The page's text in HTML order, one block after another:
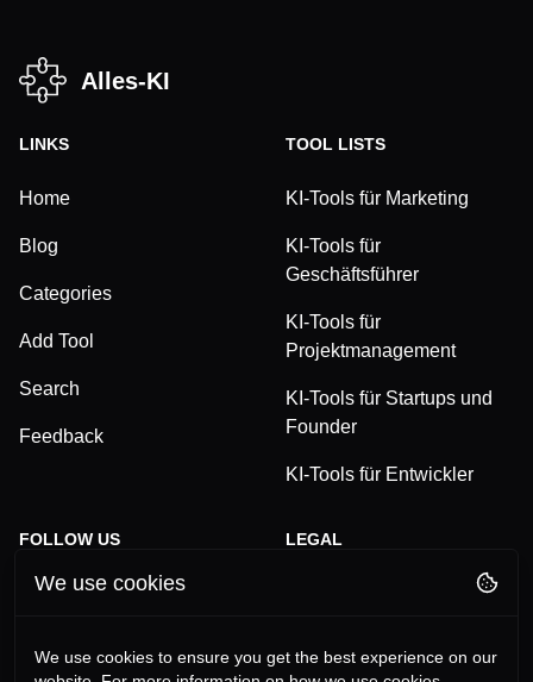
Alles-KI
LINKS
Home
Blog
Categories
Add Tool
Search
Feedback
TOOL LISTS
KI-Tools für Marketing
KI-Tools für
Geschäftsführer
KI-Tools für
Projektmanagement
KI-Tools für Startups und
Founder
KI-Tools für Entwickler
FOLLOW US
TikTok
LEGAL
We use cookies
We use cookies to ensure you get the best experience on our